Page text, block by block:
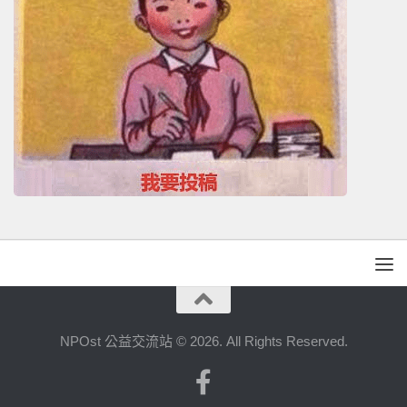
NPOst 公益交流站 © 2026. All Rights Reserved.